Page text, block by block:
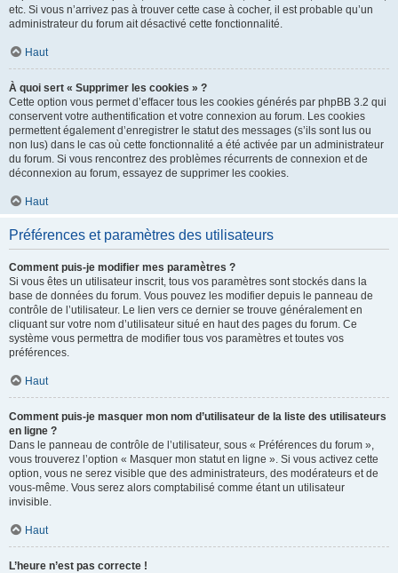
etc. Si vous n’arrivez pas à trouver cette case à cocher, il est probable qu’un
administrateur du forum ait désactivé cette fonctionnalité.
Haut
À quoi sert « Supprimer les cookies » ?
Cette option vous permet d’effacer tous les cookies générés par phpBB 3.2 qui
conservent votre authentification et votre connexion au forum. Les cookies
permettent également d’enregistrer le statut des messages (s’ils sont lus ou
non lus) dans le cas où cette fonctionnalité a été activée par un administrateur
du forum. Si vous rencontrez des problèmes récurrents de connexion et de
déconnexion au forum, essayez de supprimer les cookies.
Haut
Préférences et paramètres des utilisateurs
Comment puis-je modifier mes paramètres ?
Si vous êtes un utilisateur inscrit, tous vos paramètres sont stockés dans la
base de données du forum. Vous pouvez les modifier depuis le panneau de
contrôle de l’utilisateur. Le lien vers ce dernier se trouve généralement en
cliquant sur votre nom d’utilisateur situé en haut des pages du forum. Ce
système vous permettra de modifier tous vos paramètres et toutes vos
préférences.
Haut
Comment puis-je masquer mon nom d’utilisateur de la liste des utilisateurs
en ligne ?
Dans le panneau de contrôle de l’utilisateur, sous « Préférences du forum »,
vous trouverez l’option « Masquer mon statut en ligne ». Si vous activez cette
option, vous ne serez visible que des administrateurs, des modérateurs et de
vous-même. Vous serez alors comptabilisé comme étant un utilisateur
invisible.
Haut
L’heure n’est pas correcte !